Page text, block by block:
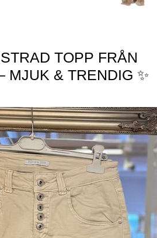
TOPP FRÅN
MJUK & TRENDIG ✨